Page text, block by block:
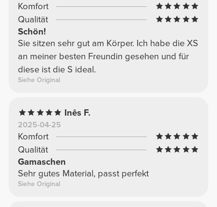
Komfort
Qualität
Schön!
Sie sitzen sehr gut am Körper. Ich habe die XS
an meiner besten Freundin gesehen und für
diese ist die S ideal.
Siehe Original
Inês F.
2025-04-25
Komfort
Qualität
Gamaschen
Sehr gutes Material, passt perfekt
Siehe Original